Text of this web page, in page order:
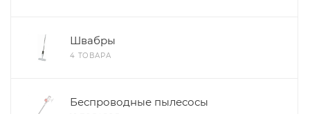
Швабры
4 ТОВАРА
Беспроводные пылесосы